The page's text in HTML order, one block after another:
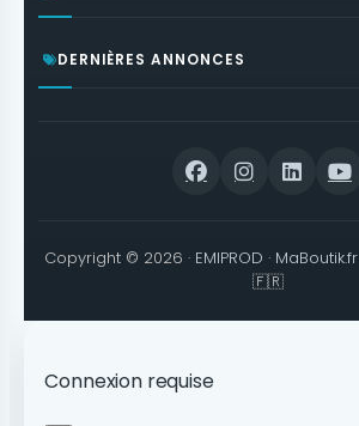
DERNIÈRES ANNONCES
Copyright © 2026 · EMIPROD · MaBoutik.fr
🇫🇷
Connexion requise